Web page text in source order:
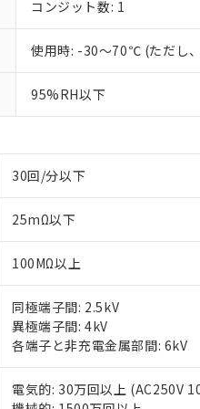
コンジット数: 1
使用時: -30～70℃ (ただし、
95%RH以下
30回/分以下
25mΩ以下
100MΩ以上
同極端子間: 2.5kV
異極端子間: 4kV
各端子と非充電金属部間: 6kV
電気的: 30万回以上 (AC250V
ご利用条件
本サービス
くものです。
在庫状況お
正式な納期
※1 対応状況
対応予定：EU
があります。
*EU RoHS指令（10物質
六価クロム(Cr(Ⅵ))
フタル酸ビス(2-エチル
ル（DBP） 1000ppm
但し、RoHS指令で産業
フタル酸エステル類の
*中国RoHS10物質の基
Pb(鉛) :1000ppm、 Hg(
DEHP(フタル酸ビス(2-
当社は、こ
う）を輸出
当社は規制
当社は貴社
置等に一切
記
号